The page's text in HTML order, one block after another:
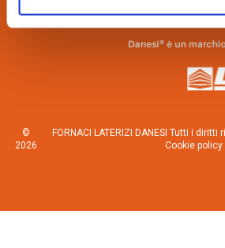
©
2026
FORNACI LATERIZI DANESI Tutti i diritti
Cookie policy